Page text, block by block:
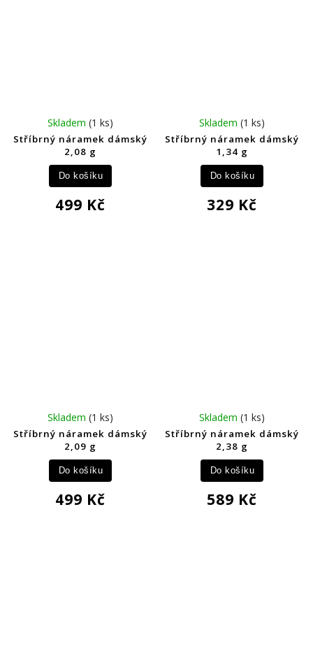
Stříbrný náramek dámský
2,08 g
Skladem(1 ks)
499 Kč
Do košíku
Stříbrný náramek dámský
1,34 g
Skladem(1 ks)
329 Kč
Do košíku
Stříbrný náramek dámský
2,09 g
Skladem(1 ks)
499 Kč
Do košíku
Stříbrný náramek dámský
2,38 g
Skladem(1 ks)
589 Kč
Do košíku